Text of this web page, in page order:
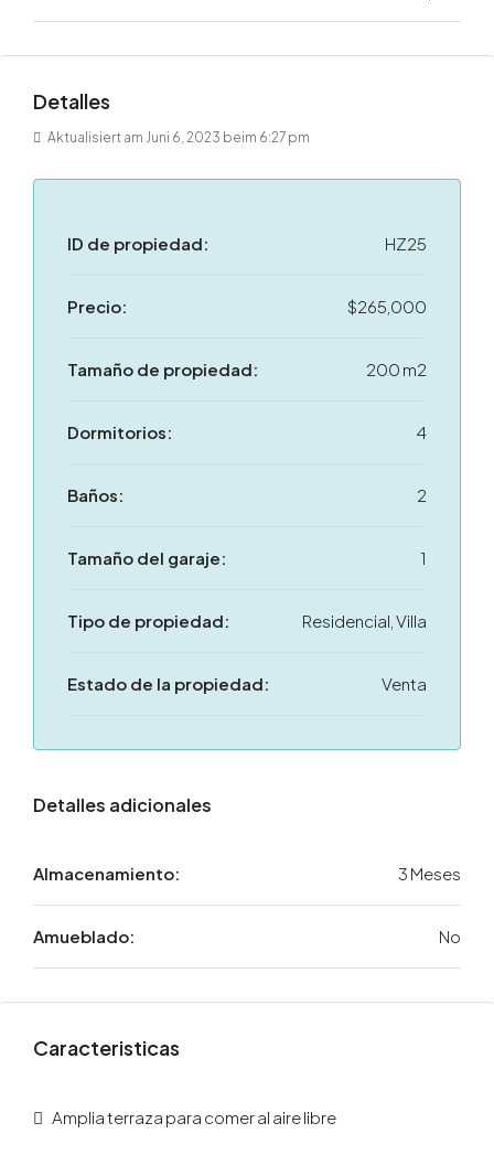
Detalles
Aktualisiert am Juni 6, 2023 beim 6:27 pm
ID de propiedad: HZ25
Precio: $265,000
Tamaño de propiedad: 200 m2
Dormitorios: 4
Baños: 2
Tamaño del garaje: 1
Tipo de propiedad: Residencial, Villa
Estado de la propiedad: Venta
Detalles adicionales
Almacenamiento: 3 Meses
Amueblado: No
Caracteristicas
Amplia terraza para comer al aire libre